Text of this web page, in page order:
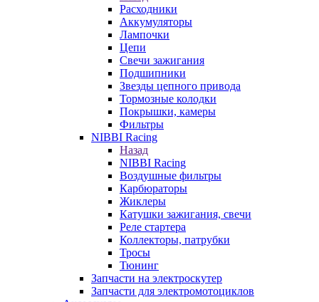
Расходники
Аккумуляторы
Лампочки
Цепи
Свечи зажигания
Подшипники
Звезды цепного привода
Тормозные колодки
Покрышки, камеры
Фильтры
NIBBI Racing
Назад
NIBBI Racing
Воздушные фильтры
Карбюраторы
Жиклеры
Катушки зажигания, свечи
Реле стартера
Коллекторы, патрубки
Тросы
Тюнинг
Запчасти на электроскутер
Запчасти для электромотоциклов